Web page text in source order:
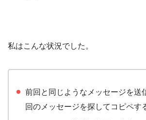
私はこんな状況でした。
前回と同じようなメッセージを送
回のメッセージを探してコピペす